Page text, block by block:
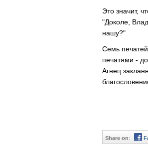
Это значит,
"Доколе,
нашу?"
Семь
печатями -
Агнец
Share on: